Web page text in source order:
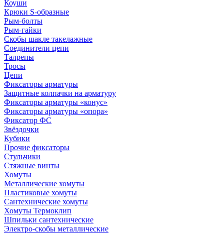
Коуши
Крюки S-образные
Рым-болты
Рым-гайки
Скобы шакле такелажные
Соединители цепи
Талрепы
Тросы
Цепи
Фиксаторы арматуры
Защитные колпачки на арматуру
Фиксаторы арматуры «конус»
Фиксаторы арматуры «опора»
Фиксатор ФС
Звёздочки
Кубики
Прочие фиксаторы
Стульчики
Стяжные винты
Хомуты
Металлические хомуты
Пластиковые хомуты
Сантехнические хомуты
Хомуты Термоклип
Шпильки сантехнические
Электро-скобы металлические